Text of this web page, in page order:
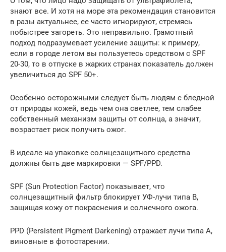
знают все. И хотя на море эта рекомендация становится
в разы актуальнее, ее часто игнорируют, стремясь
побыстрее загореть. Это неправильно. Грамотный
подход подразумевает усиление защиты: к примеру,
если в городе летом вы пользуетесь средством с SPF
20-30, то в отпуске в жарких странах показатель должен
увеличиться до SPF 50+.
Особенно осторожными следует быть людям с бледной
от природы кожей, ведь чем она светлее, тем слабее
собственный механизм защиты от солнца, а значит,
возрастает риск получить ожог.
В идеале на упаковке солнцезащитного средства
должны быть две маркировки — SPF/PPD.
SPF (Sun Protection Factor) показывает, что
солнцезащитный фильтр блокирует УФ-лучи типа B,
защищая кожу от покраснения и солнечного ожога.
PPD (Persistent Pigment Darkening) отражает лучи типа А,
виновные в фотостарении.